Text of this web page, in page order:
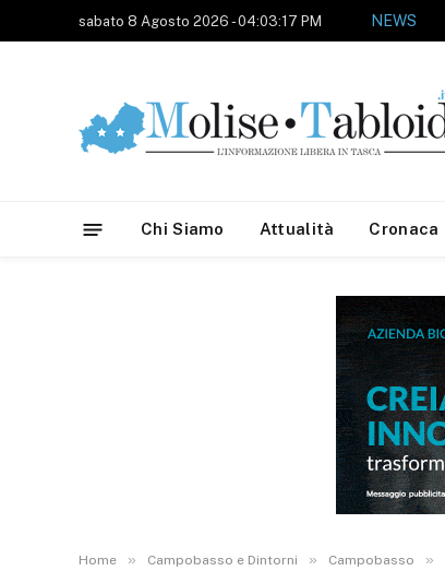
sabato 8 Agosto 2026 - 04:03:17 PM NEWS
Chi Siamo Attualità Cronaca
Home » Campobasso e Dintorni » Campobasso »